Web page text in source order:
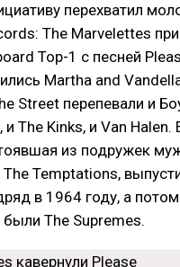
перехватил
The Marvelettes
Top-1 с песней
Martha and
Street перепевали и
The Kinks, и Van
из подружек
The Temptations,
в 1964 году, а
The Supremes.